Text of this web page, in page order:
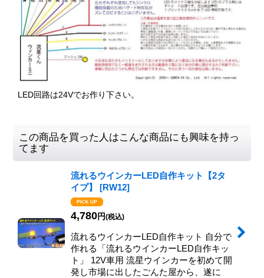
LED回路は24Vでお作り下さい。
この商品を買った人はこんな商品にも興味を持っ
てます
流れるウインカーLED自作キット【2タ
イプ】
[RW12]
4,780 円(税込)
流れるウインカーLED自作キット 自分で
作れる「流れるウインカーLED自作キッ
ト」 12V車用 流星ウインカーを初めて開
発し市場に出したごんた屋から、遂に